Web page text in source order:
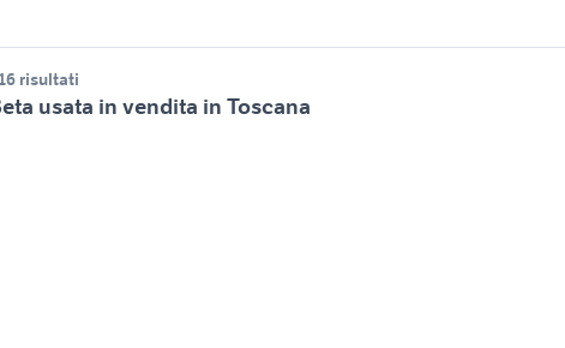
risultati
usata in vendita in Toscana